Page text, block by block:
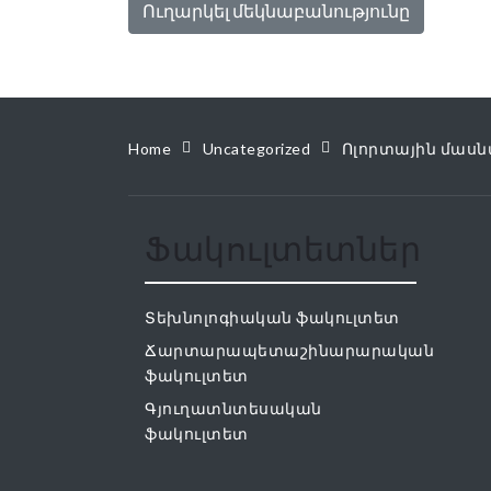
Home Uncategorized Ոլորտային
Ֆակուլտետներ
Տեխնոլոգիական ֆակուլտետ
Ճարտարապետաշինարարական
ֆակուլտետ
Գյուղատնտեսական
ֆակուլտետ